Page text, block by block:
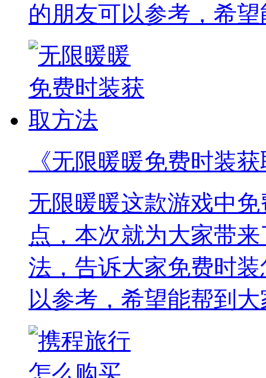
的朋友可以参考，希
《无限暖暖免费时装
无限暖暖这款游戏中
点，本次就为大家带
法，告诉大家免费时
以参考，希望能帮到